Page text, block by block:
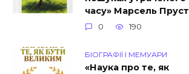
часу» Марсель Пруст
0 190
БІОГРАФІЇ І МЕМУАРИ
«Наука про те, як